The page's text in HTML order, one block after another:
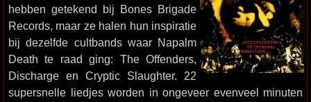
hebben getekend bij Bones Brigade
Records, maar ze halen hun inspiratie
bij dezelfde cultbands waar Napalm
Death te raad ging: The Offenders,
Discharge en Cryptic Slaughter. 22
supersnelle liedjes worden in ongeveer evenveel minuten